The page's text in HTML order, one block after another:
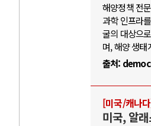
해양정책 전
과학 인프라
굴의 대상으
며, 해양 생
출처:
[미국/캐나
미국, 알
중국 AI, 저가 공세로 글로
AI 국부펀드 구상 놓고 미
AI 데이터센터 반대 투쟁
AI의 숨은 환경 비용: 데이
AI는 어떻게 미국 민주주